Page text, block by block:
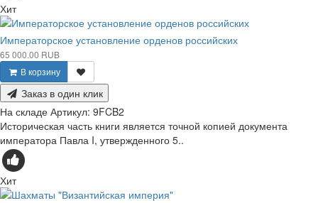
Хит
Императорское установление орденов российских
65 000.00 RUB
В корзину
Заказ в один клик
На складе Артикул: 9FCB2
Историческая часть книги является точной копией документа
императора Павла I, утвержденного 5..
Хит